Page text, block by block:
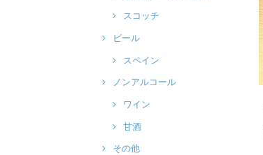
スコッチ
ビール
スペイン
ノンアルコール
ワイン
甘酒
その他